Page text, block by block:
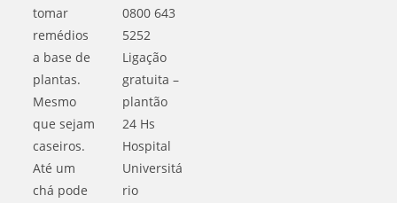
tomar
remédios
a base de
plantas.
Mesmo
que sejam
caseiros.
Até um
chá pode
0800 643
5252
Ligação
gratuita –
plantão
24 Hs
Hospital
Universitá
rio